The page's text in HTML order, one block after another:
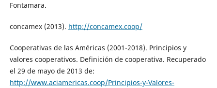
Fontamara.
concamex (2013). http://concamex.coop/
Cooperativas de las Américas (2001-2018). Principios y
valores cooperativos. Definición de cooperativa. Recuperado
el 29 de mayo de 2013 de:
http://www.aciamericas.coop/Principios-y-Valores-